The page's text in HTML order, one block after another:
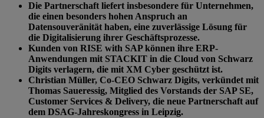
Die Partnerschaft liefert insbesondere für Unternehmen,
die einen besonders hohen Anspruch an
Datensouveränität haben, eine zuverlässige Lösung für
die Digitalisierung ihrer Geschäftsprozesse.
Kunden von RISE with SAP können ihre ERP-
Anwendungen mit STACKIT in die Cloud von Schwarz
Digits verlagern, die mit XM Cyber geschützt ist.
Christian Müller, Co-CEO Schwarz Digits, verkündet mit
Thomas Saueressig, Mitglied des Vorstands der SAP SE,
Customer Services & Delivery, die neue Partnerschaft auf
dem DSAG-Jahreskongress in Leipzig.